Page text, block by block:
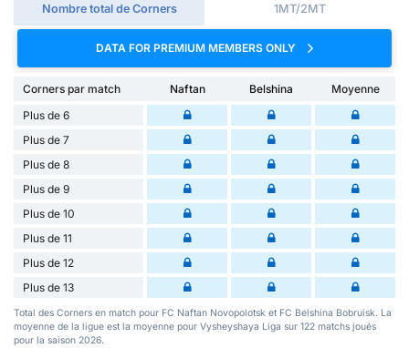
Nombre total de Corners 1MT/2MT
DATA FOR PREMIUM MEMBERS ONLY
Corners par match Naftan Belshina
Moyenne
Plus de 6
Plus de 7
Plus de 8
Plus de 9
Plus de 10
Plus de 11
Plus de 12
Plus de 13
Total des Corners en match pour FC Naftan Novopolotsk et FC Belshina Bobruisk. La
moyenne de la ligue est la moyenne pour Vysheyshaya Liga sur 122 matchs joués
pour la saison 2026.